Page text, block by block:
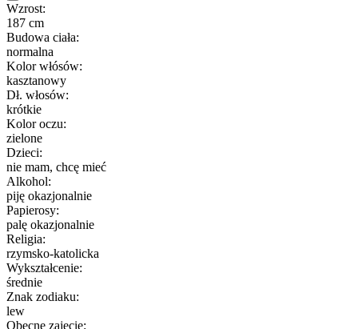
Wzrost:
187 cm
Budowa ciała:
normalna
Kolor włósów:
kasztanowy
Dł. włosów:
krótkie
Kolor oczu:
zielone
Dzieci:
nie mam, chcę mieć
Alkohol:
piję okazjonalnie
Papierosy:
palę okazjonalnie
Religia:
rzymsko-katolicka
Wykształcenie:
średnie
Znak zodiaku:
lew
Obecne zajęcie: